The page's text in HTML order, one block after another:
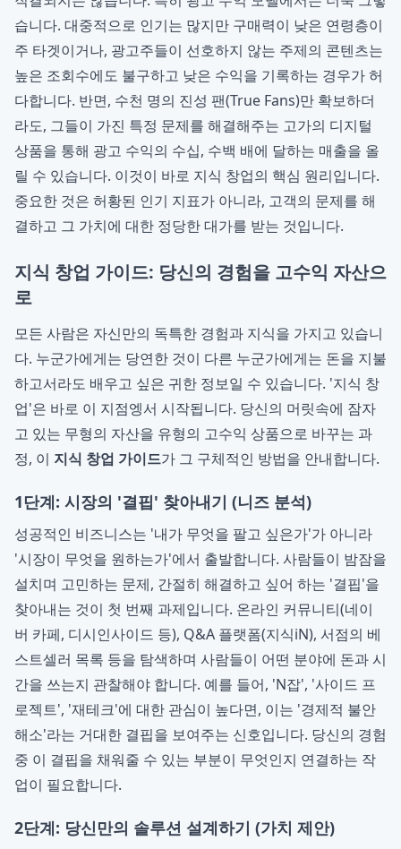
습니다. 대중적으로 인기는 많지만 구매력이 낮은 연령층이
주 타겟이거나, 광고주들이 선호하지 않는 주제의 콘텐츠는
높은 조회수에도 불구하고 낮은 수익을 기록하는 경우가 허
다합니다. 반면, 수천 명의 진성 팬(True Fans)만 확보하더
라도, 그들이 가진 특정 문제를 해결해주는 고가의 디지털
상품을 통해 광고 수익의 수십, 수백 배에 달하는 매출을 올
릴 수 있습니다. 이것이 바로 지식 창업의 핵심 원리입니다.
중요한 것은 허황된 인기 지표가 아니라, 고객의 문제를 해
결하고 그 가치에 대한 정당한 대가를 받는 것입니다.
지식 창업 가이드: 당신의 경험을 고수익 자산으
로
모든 사람은 자신만의 독특한 경험과 지식을 가지고 있습니
다. 누군가에게는 당연한 것이 다른 누군가에게는 돈을 지불
하고서라도 배우고 싶은 귀한 정보일 수 있습니다. '지식 창
업'은 바로 이 지점엥서 시작됩니다. 당신의 머릿속에 잠자
고 있는 무형의 자산을 유형의 고수익 상품으로 바꾸는 과
정, 이 지식 창업 가이드가 그 구체적인 방법을 안내합니다.
1단계: 시장의 '결핍' 찾아내기 (니즈 분석)
성공적인 비즈니스는 '내가 무엇을 팔고 싶은가'가 아니라
'시장이 무엇을 원하는가'에서 출발합니다. 사람들이 밤잠을
설치며 고민하는 문제, 간절히 해결하고 싶어 하는 '결핍'을
찾아내는 것이 첫 번째 과제입니다. 온라인 커뮤니티(네이
버 카페, 디시인사이드 등), Q&A 플랫폼(지식iN), 서점의 베
스트셀러 목록 등을 탐색하며 사람들이 어떤 분야에 돈과 시
간을 쓰는지 관찰해야 합니다. 예를 들어, 'N잡', '사이드 프
로젝트', '재테크'에 대한 관심이 높다면, 이는 '경제적 불안
해소'라는 거대한 결핍을 보여주는 신호입니다. 당신의 경험
중 이 결핍을 채워줄 수 있는 부분이 무엇인지 연결하는 작
업이 필요합니다.
2단계: 당신만의 솔루션 설계하기 (가치 제안)